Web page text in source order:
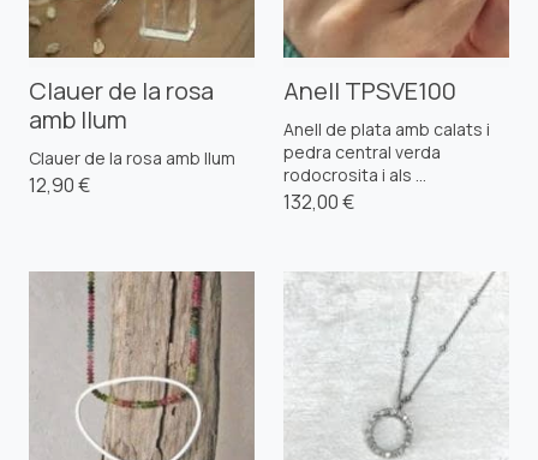
Clauer de la rosa
amb llum
Clauer de la rosa amb llum
12,90 €
Anell TPSVE100
Anell de plata amb calats i
pedra central verda
rodocrosita i als ...
132,00 €